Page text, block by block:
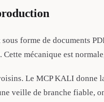
forme de documents
mécanique est
Le MCP KALI
veille de branche